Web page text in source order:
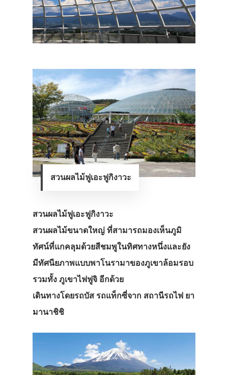
สวนผลไม้ฟูเอะฟูกิงาวะ
สวนผลไม้ฟูเอะฟูกิงาวะ
สวนผลไม้ขนาดใหญ่ ที่สามารถมองเห็นภูมิ
ทัศน์ที่แกคลุมด้วยสีชมพูในทิศทางหนึ่งและยัง
มีทัศนียภาพแบบพาโนรามาของภูเขาล้อมรอบ
รวมทั้ง ภูเขาไฟฟูจิ อีกด้วย
เดินทางโดยรถบัส รถแท็กซี่จาก สถานีรถไฟ ยา
มานาชิชิ